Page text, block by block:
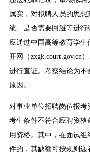
属实，对拟聘人员的思
绩、是否需要回避等进
应通过中国高等教育学生
开网（zxgk.court.gov.cn
进行查证。考察结论为
原因。
对事业单位招聘岗位报
考生条件不符合应聘资
用资格。其中，在面试
件的，其缺额可按规则